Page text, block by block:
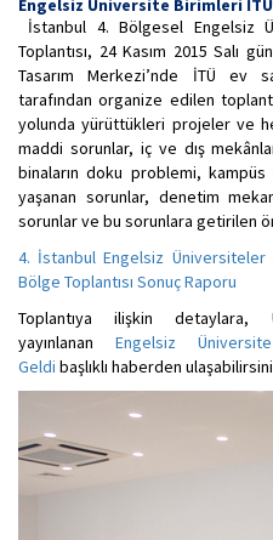
Engelsiz Üniversite Birimleri
İstanbul 4. Bölgesel Engelsiz
Toplantısı, 24 Kasım 2015 Salı
Tasarım Merkezi’nde İTÜ ev
tarafından organize edilen
yolunda yürüttükleri projeler ve
maddi sorunlar, iç ve dış
binaların doku problemi, kampüs
yaşanan sorunlar, denetim
sorunlar ve bu sorunlara getirilen
4. İstanbul Engelsiz
Bölge Toplantısı Sonuç Raporu
Toplantıya ilişkin detaylara,
yayınlanan Engelsiz
Geldi başlıklı haberden